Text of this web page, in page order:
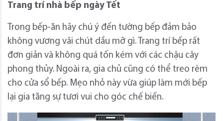
Trang trí nhà bếp ngày Tết
Trong bếp-ăn hãy chú ý đến tường bếp đảm bảo
không vương vãi chút dầu mỡ gì. Trang trí bếp rất
đơn giản và không quá tốn kém với các chậu cây
phong thủy. Ngoài ra, gia chủ cũng có thể treo rèm
cho cửa sổ bếp. Mẹo nhỏ này vừa giúp làm mới bếp
lại gia tăng sự tươi vui cho góc chế biến.